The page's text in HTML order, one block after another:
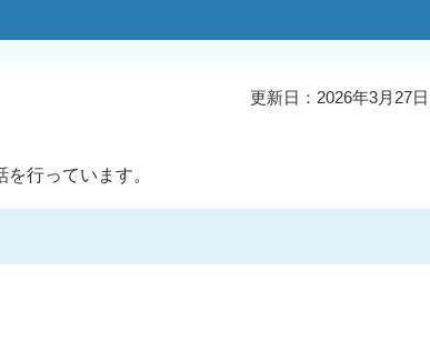
更新日：2026年3月27日
行っています。